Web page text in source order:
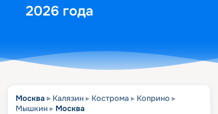
2026 года
Москва Калязин Кострома
Коприно
Мышкин
Москва